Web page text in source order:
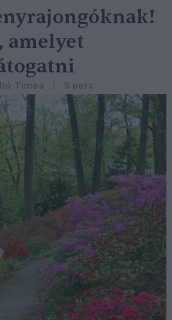
amelyet
Tímea 5 perc